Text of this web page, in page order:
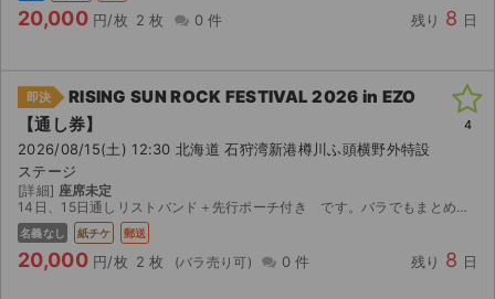
20,000 円/枚 2 枚 0 件 残り 8 日
即決
RISING SUN ROCK FESTIVAL 2026 in EZO
【通し券】
2026/08/15(土) 12:30 北海道 石狩湾新港樽川ふ頭横野外特設
ステージ
[詳細] 座席未定
14日、15日通しリストバンド＋先行ポーチ付き です。バラでもまとめてでも大丈夫です。 素敵な夏を過ごせる方、ぜひお待ちしております。
名義なし 紙チケ 郵送
20,000 円/枚 2 枚 0 件 残り 8 日
4